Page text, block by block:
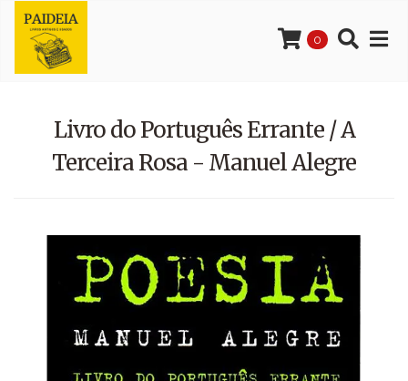
0
Livro do Português Errante / A
Terceira Rosa - Manuel Alegre